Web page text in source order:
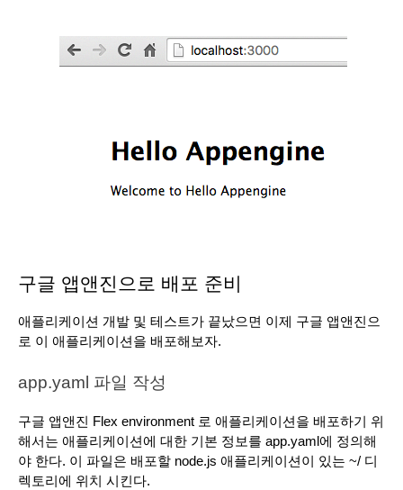
구글 앱앤진으로 배포 준비
애플리케이션 개발 및 테스트가 끝났으면 이제 구글 앱앤진으
로 이 애플리케이션을 배포해보자.
app.yaml 파일 작성
구글 앱앤진 Flex environment 로 애플리케이션을 배포하기 위
해서는 애플리케이션에 대한 기본 정보를 app.yaml에 정의해
야 한다. 이 파일은 배포할 node.js 애플리케이션이 있는 ~/ 디
렉토리에 위치 시킨다.